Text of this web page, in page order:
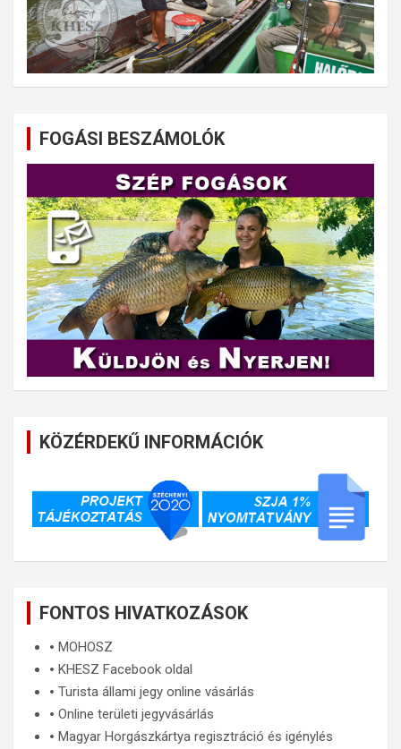
FOGÁSI BESZÁMOLÓK
KÖZÉRDEKŰ INFORMÁCIÓK
FONTOS HIVATKOZÁSOK
🞄 MOHOSZ
🞄 KHESZ Facebook oldal
🞄 Turista állami jegy online vásárlás
🞄 Online területi jegyvásárlás
🞄 Magyar Horgászkártya regisztráció és igénylés